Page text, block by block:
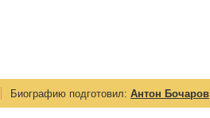
Биографию подготовил: Антон Бочаров